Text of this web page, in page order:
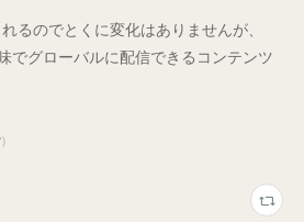
るのでとくに変化はありませんが、
でグローバルに配信できるコンテンツ
)